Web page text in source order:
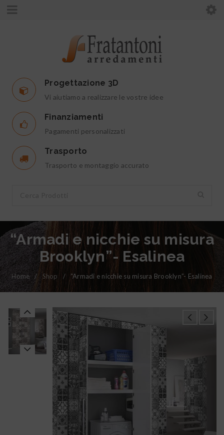
Progettazione 3D
Vi aiutiamo a realizzare le vostre idee
Finanziamenti
Pagamenti personalizzati
Trasporto
Trasporto e montaggio accurato
“Armadi e nicchie su misura
Brooklyn”- Esalinea
Home / Shop / “Armadi e nicchie su misura Brooklyn”- Esalinea